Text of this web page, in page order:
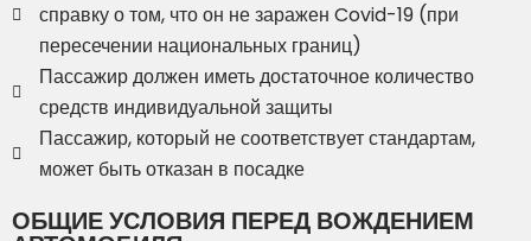
справку о том, что он не заражен Covid-19 (при
пересечении национальных границ)
Пассажир должен иметь достаточное количество
средств индивидуальной защиты
Пассажир, который не соответствует стандартам,
может быть отказан в посадке
ОБЩИЕ УСЛОВИЯ ПЕРЕД ВОЖДЕНИЕМ